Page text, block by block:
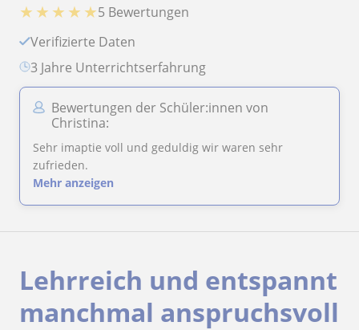
★ ★ ★ ★ ★5 Bewertungen
Verifizierte Daten
3 Jahre Unterrichtserfahrung
Bewertungen der Schüler:innen von
Christina:
Sehr imaptie voll und geduldig wir waren sehr
zufrieden.
Mehr anzeigen
Lehrreich und entspannt
manchmal anspruchsvoll